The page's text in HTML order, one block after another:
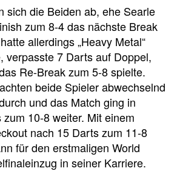
sich die Beiden ab, ehe Searle
zum 8-4 das nächste Break
allerdings „Heavy Metal“
verpasste 7 Darts auf Doppel,
Re-Break zum 5-8 spielte.
beide Spieler abwechselnd
und das Match ging in
10-8 weiter. Mit einem
nach 15 Darts zum 11-8
für den erstmaligen World
in seiner Karriere.